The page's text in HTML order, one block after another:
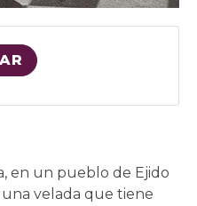
en un pueblo de Ejido
una velada que tiene